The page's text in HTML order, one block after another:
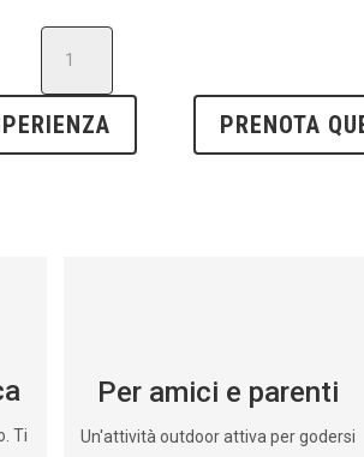
Moaña
16
PRENOTA
Ti
Per amici e parenti
Un'attività outdoor attiva per godersi